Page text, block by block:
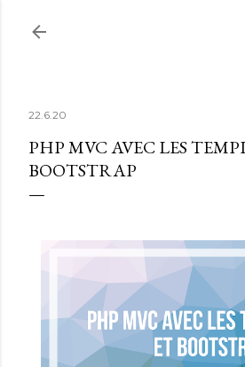
22.6.20
PHP MVC AVEC LES
BOOTSTRAP